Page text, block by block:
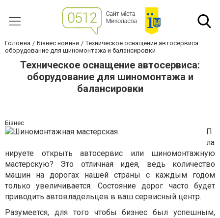
Головна Бізнес новини
Техническое оснащение автосервиса:
оборудование для шиномонтажа и балансировки
Техническое оснащение автосервиса:
оборудование для шиномонтажа и
балансировки
Бізнес
П
ла
нируете открыть автосервис или шиномонтажную
мастерскую? Это отличная идея, ведь количество
машин на дорогах нашей страны с каждым годом
только увеличивается. Состояние дорог часто будет
приводить автовладельцев в ваш сервисный центр.
Разумеется, для того чтобы бизнес был успешным,